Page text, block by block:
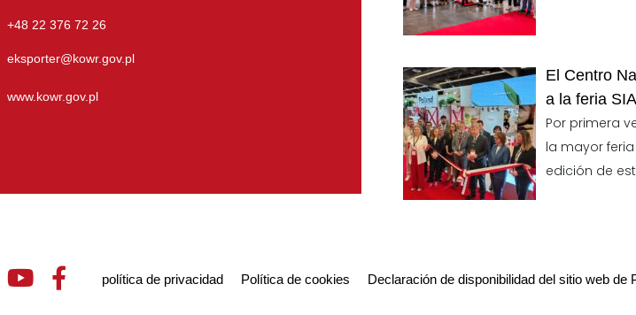
+48 22 376 72 26
eksporter@kowr.gov.pl
www.kowr.gov.pl
El Centro
a la feria
Por primera
la mayor
edición de
política de privacidad Política de cookies Declaración de disponibilidad del sitio web de